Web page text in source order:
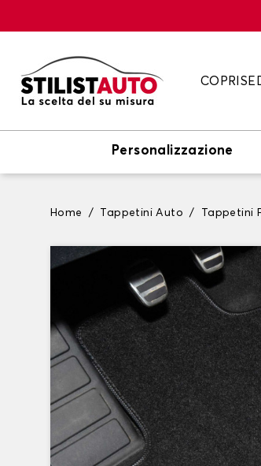
Personalizzazione
Home Tappetini Auto Tappetini